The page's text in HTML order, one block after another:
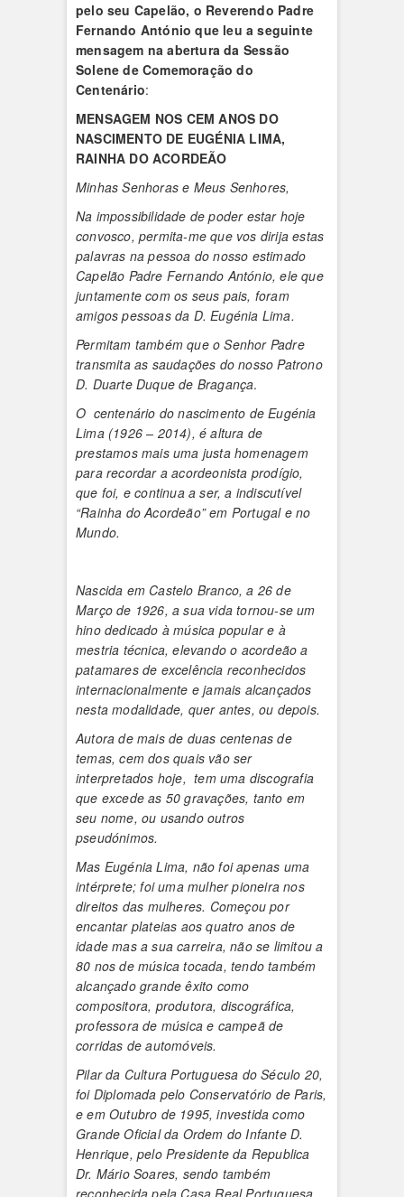
pelo seu Capelão, o Reverendo Padre
Fernando António que leu a seguinte
mensagem na abertura da Sessão
Solene de Comemoração do
Centenário:
MENSAGEM NOS CEM ANOS DO
NASCIMENTO DE EUGÉNIA LIMA,
RAINHA DO ACORDEÃO
Minhas Senhoras e Meus Senhores,
Na impossibilidade de poder estar hoje
convosco, permita-me que vos dirija estas
palavras na pessoa do nosso estimado
Capelão Padre Fernando António, ele que
juntamente com os seus pais, foram
amigos pessoas da D. Eugénia Lima.
Permitam também que o Senhor Padre
transmita as saudações do nosso Patrono
D. Duarte Duque de Bragança.
O centenário do nascimento de Eugénia
Lima (1926 – 2014), é altura de
prestamos mais uma justa homenagem
para recordar a acordeonista prodígio,
que foi, e continua a ser, a indiscutível
“Rainha do Acordeão” em Portugal e no
Mundo.
Nascida em Castelo Branco, a 26 de
Março de 1926, a sua vida tornou-se um
hino dedicado à música popular e à
mestria técnica, elevando o acordeão a
patamares de excelência reconhecidos
internacionalmente e jamais alcançados
nesta modalidade, quer antes, ou depois.
Autora de mais de duas centenas de
temas, cem dos quais vão ser
interpretados hoje, tem uma discografia
que excede as 50 gravações, tanto em
seu nome, ou usando outros
pseudónimos.
Mas Eugénia Lima, não foi apenas uma
intérprete; foi uma mulher pioneira nos
direitos das mulheres. Começou por
encantar plateias aos quatro anos de
idade mas a sua carreira, não se limitou a
80 nos de música tocada, tendo também
alcançado grande êxito como
compositora, produtora, discográfica,
professora de música e campeã de
corridas de automóveis.
Pilar da Cultura Portuguesa do Século 20,
foi Diplomada pelo Conservatório de Paris,
e em Outubro de 1995, investida como
Grande Oficial da Ordem do Infante D.
Henrique, pelo Presidente da Republica
Dr. Mário Soares, sendo também
reconhecida pela Casa Real Portuguesa